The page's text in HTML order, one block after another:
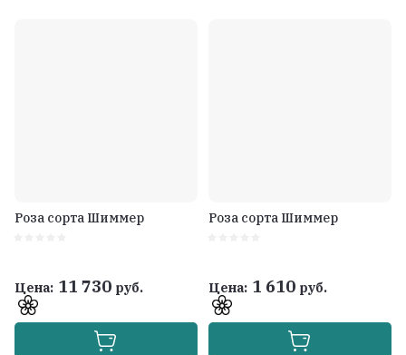
Роза сорта Шиммер
Цена: 11 730 руб.
Роза сорта Шиммер
Цена: 1 610 руб.